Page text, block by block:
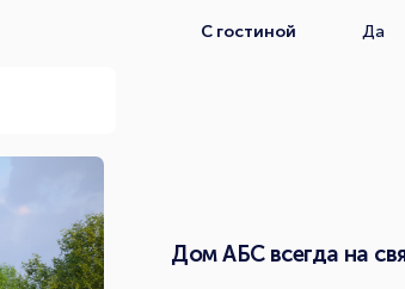
С гостиной Да
Дом АБС всегда на